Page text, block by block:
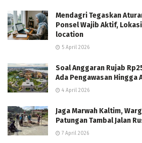
Mendagri Tegaskan
Ponsel Wajib Aktif,
location
5 April 2026
Soal Anggaran Rujab
Ada Pengawasan Hingga
4 April 2026
Jaga Marwah Kaltim,
Patungan Tambal Jalan
7 April 2026